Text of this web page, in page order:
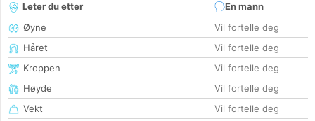
Leter du etter
En mann
Øyne
Vil fortelle deg
Håret
Vil fortelle deg
Kroppen
Vil fortelle deg
Høyde
Vil fortelle deg
Vekt
Vil fortelle deg